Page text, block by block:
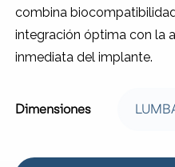
combina
integración óptima con la
inmediata del implante.
Dimensiones